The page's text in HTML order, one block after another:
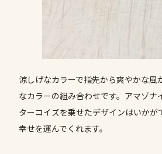
涼しげなカラーで指先から爽やかな風
なカラーの組み合わせです。アマゾナ
ターコイズを乗せたデザインはいかが
幸せを運んでくれます。